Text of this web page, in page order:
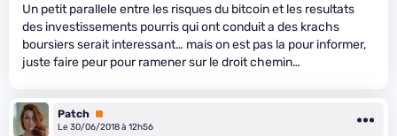
Un petit parallele entre les risques du bitcoin et les resultats
des investissements pourris qui ont conduit a des krachs
boursiers serait interessant… mais on est pas la pour informer,
juste faire peur pour ramener sur le droit chemin…
Patch Premium
Le 30/06/2018 à 12h56